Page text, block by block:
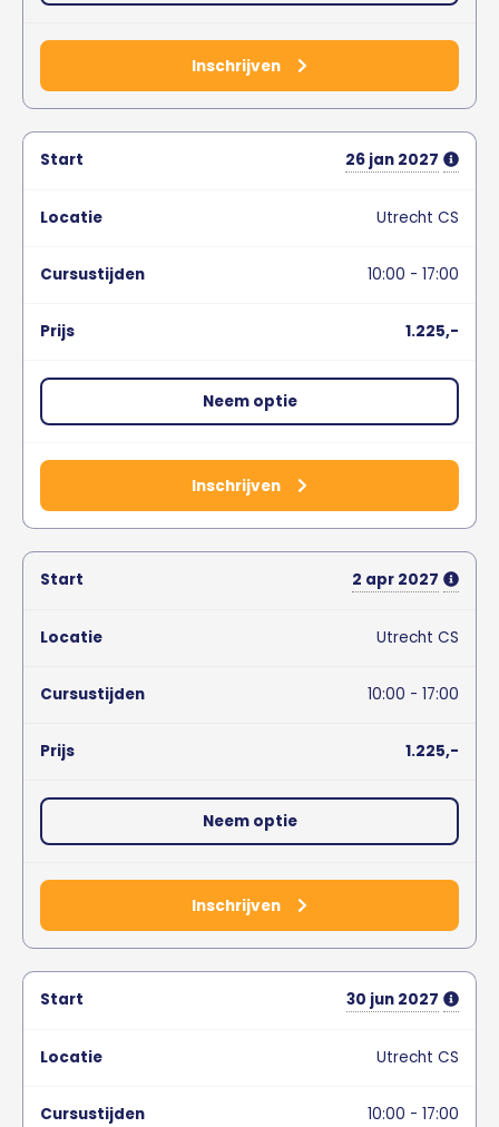
Inschrijven
26 jan 2027
Utrecht CS
10:00 - 17:00
1.225,-
Neem optie
Inschrijven
2 apr 2027
Utrecht CS
10:00 - 17:00
1.225,-
Neem optie
Inschrijven
30 jun 2027
Utrecht CS
10:00 - 17:00